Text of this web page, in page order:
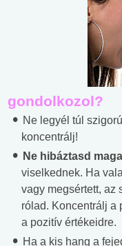
gondolkozol?
Ne legyél túl
koncentrálj!
Ne hibáztasd
viselkednek. Ha
vagy megsértett, az
rólad. Koncentrálj a
a pozitív értékeidre.
Ha a kis hang a